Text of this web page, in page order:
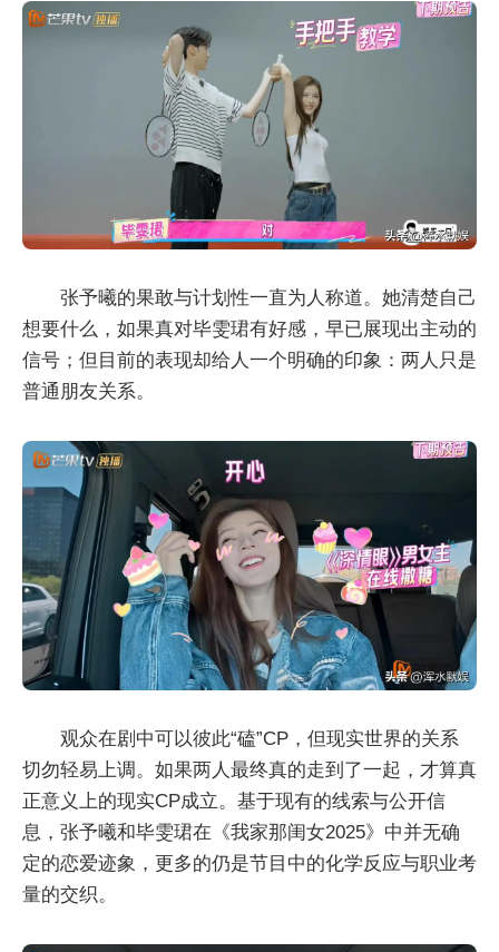
张予曦的果敢与计划性一直为人称道。她清楚自己
想要什么，如果真对毕雯珺有好感，早已展现出主动的
信号；但目前的表现却给人一个明确的印象：两人只是
普通朋友关系。
观众在剧中可以彼此“磕”CP，但现实世界的关系
切勿轻易上调。如果两人最终真的走到了一起，才算真
正意义上的现实CP成立。基于现有的线索与公开信
息，张予曦和毕雯珺在《我家那闺女2025》中并无确
定的恋爱迹象，更多的仍是节目中的化学反应与职业考
量的交织。